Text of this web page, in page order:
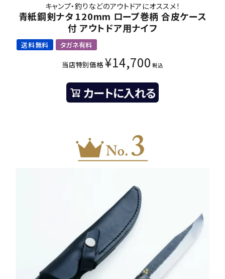
キャンプ・釣りなどのアウトドアにオススメ！
青紙鋼剣ナタ 120mm ロープ巻柄 合皮ケース
付 アウトドア用ナイフ
送料無料 タガネ有料
当店特別価格 ¥14,700 税込
カートに入れる